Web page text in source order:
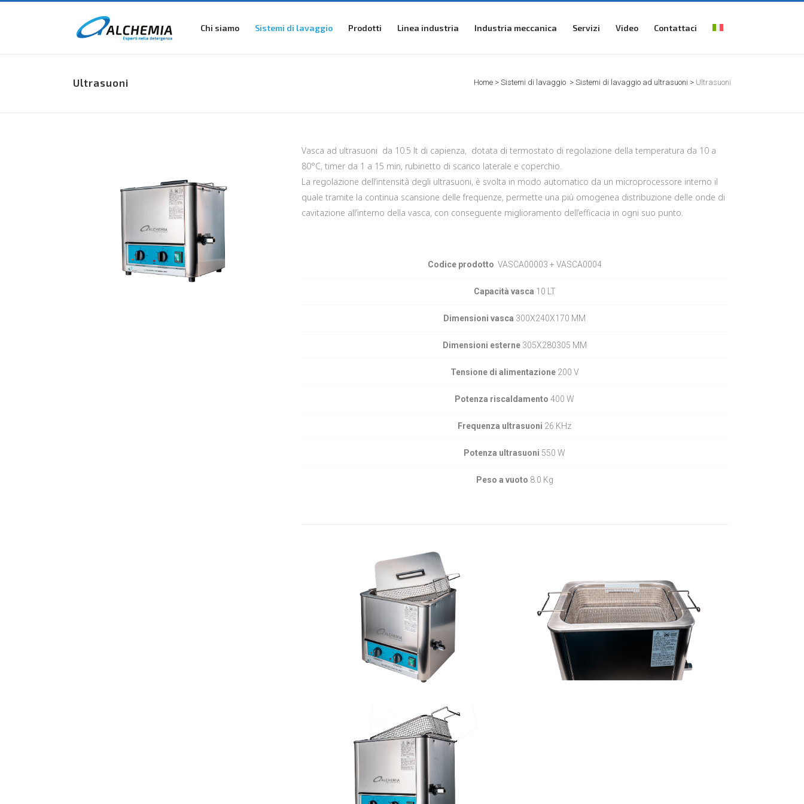
Chi siamo Sistemi di lavaggio Prodotti Linea industria Industria meccanica Servizi Video Contattaci
Ultrasuoni Home > Sistemi di lavaggio > Sistemi di lavaggio ad ultrasuoni > Ultrasuoni
Vasca ad ultrasuoni da 10.5 lt di capienza, dotata di termostato di regolazione della temperatura da 10 a
80°C, timer da 1 a 15 min, rubinetto di scarico laterale e coperchio.
La regolazione dell’intensità degli ultrasuoni, è svolta in modo automatico da un microprocessore interno il
quale tramite la continua scansione delle frequenze, permette una più omogenea distribuzione delle onde di
cavitazione all’interno della vasca, con conseguente miglioramento dell’efficacia in ogni suo punto.
Codice prodotto VASCA00003 + VASCA0004
Capacità vasca 10 LT
Dimensioni vasca 300X240X170 MM
Dimensioni esterne305X280305 MM
Tensione di alimentazione200 V
Potenza riscaldamento 400 W
Frequenza ultrasuoni 26 KHz
Potenza ultrasuoni 550 W
Peso a vuoto 8.0 Kg